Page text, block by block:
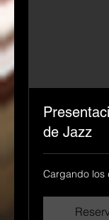
de Jazz
Cargando los